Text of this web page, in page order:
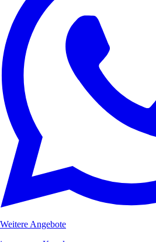
Weitere Angebote